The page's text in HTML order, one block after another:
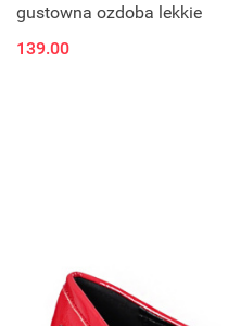
gustowna ozdoba lekkie
139.00